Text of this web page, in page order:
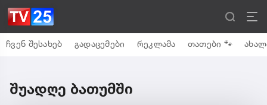
ჩვენ შესახებ გადაცემები რეკლამა თათები 🐾
შუადღე ბათუმში